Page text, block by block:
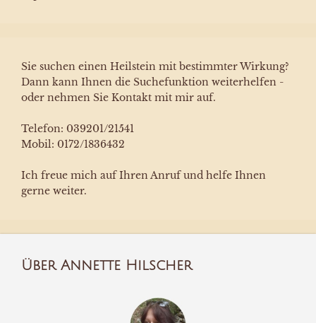
Sie suchen einen Heilstein mit bestimmter Wirkung?
Dann kann Ihnen die Suchefunktion weiterhelfen -
oder nehmen Sie Kontakt mit mir auf.
Telefon: 039201/21541
Mobil: 0172/1836432
Ich freue mich auf Ihren Anruf und helfe Ihnen
gerne weiter.
Über Annette Hilscher